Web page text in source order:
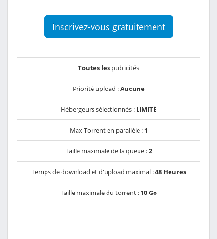
Inscrivez-vous gratuitement
Toutes les publicités
Priorité upload :Aucune
Hébergeurs sélectionnés : LIMITÉ
Max Torrent en parallèle : 1
Taille maximale de la queue :2
Temps de download et d'upload maximal :48 Heures
Taille maximale du torrent : 10 Go